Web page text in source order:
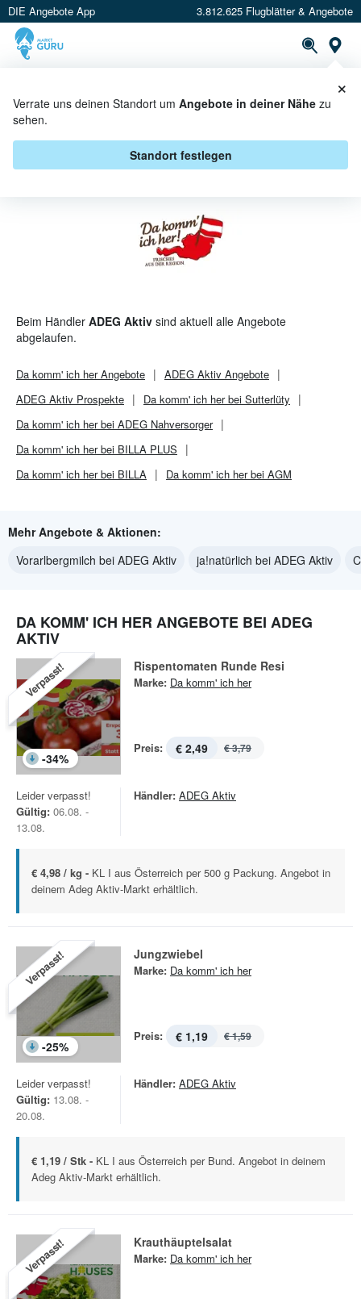
DIE Angebote App 3.812.625 Flugblätter & Angebote
Verrate uns deinen Standort um Angebote in deiner Nähe zu
sehen.
Standort festlegen
×
DA KOMM' ICH HER BEI ADEG
AKTIV - ANGEBOTE & AKTIONEN
Beim Händler ADEG Aktiv sind aktuell alle Angebote
abgelaufen.
Da komm' ich herAngebote ADEG Aktiv Angebote
ADEG Aktiv Prospekte
Da komm' ich her bei Sutterlüty
Da komm' ich her bei ADEG Nahversorger
Da komm' ich her bei BILLA PLUS
Da komm' ich her bei BILLA
Da komm' ich her bei AGM
Mehr Angebote & Aktionen:
Vorarlbergmilch bei ADEG Aktiv
ja!natürlich bei ADEG Aktiv
DA KOMM' ICH HER ANGEBOTE BEI ADEG
AKTIV
Verpasst!
-34%
Rispentomaten Runde Resi
Marke: Da komm' ich her
Preis: € 2,49 € 3,79
Leider verpasst!
Gültig: 06.08. -
13.08.
Händler: ADEG Aktiv
€ 4,98 / kg - KL I aus Österreich per 500 g Packung. Angebot in
deinem Adeg Aktiv-Markt erhältlich.
Verpasst!
-25%
Jungzwiebel
Marke: Da komm' ich her
Preis: € 1,19 € 1,59
Leider verpasst!
Gültig: 13.08. -
20.08.
Händler: ADEG Aktiv
€ 1,19 / Stk - KL I aus Österreich per Bund. Angebot in deinem
Adeg Aktiv-Markt erhältlich.
Verpasst! Krauthäuptelsalat
Marke: Da komm' ich her